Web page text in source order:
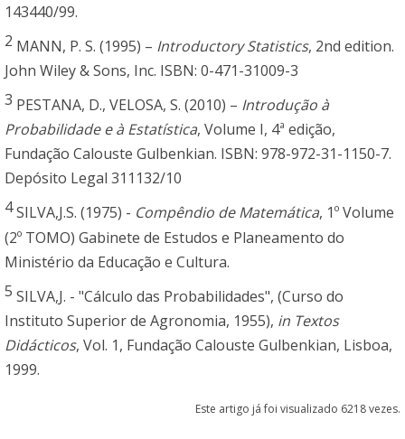
143440/99.
2 MANN, P. S. (1995) – Introductory Statistics, 2nd edition.
John Wiley & Sons, Inc. ISBN: 0-471-31009-3
3 PESTANA, D., VELOSA, S. (2010) – Introdução à
Probabilidade e à Estatística, Volume I, 4ª edição,
Fundação Calouste Gulbenkian. ISBN: 978-972-31-1150-7.
Depósito Legal 311132/10
4SILVA,J.S. (1975) - Compêndio de Matemática, 1º Volume
(2º TOMO) Gabinete de Estudos e Planeamento do
Ministério da Educação e Cultura.
5 SILVA,J. - "Cálculo das Probabilidades", (Curso do
Instituto Superior de Agronomia, 1955), in Textos
Didácticos, Vol. 1, Fundação Calouste Gulbenkian, Lisboa,
1999.
Este artigo já foi visualizado 6218 vezes.